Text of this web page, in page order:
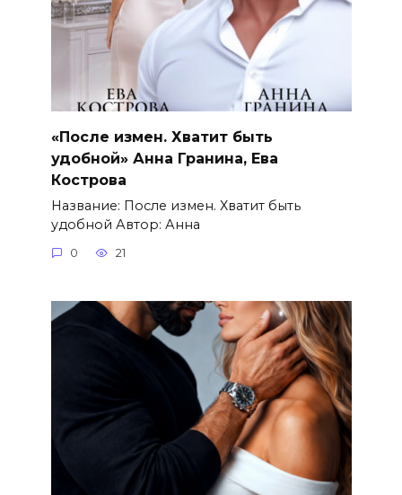
«После измен. Хватит быть
удобной» Анна Гранина, Ева
Кострова
Название: После измен. Хватит быть
удобной Автор: Анна
0 21